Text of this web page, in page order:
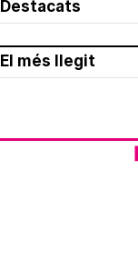
Destacats
El més llegit